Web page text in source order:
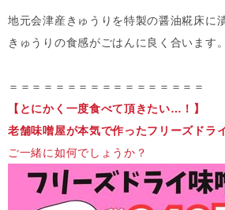
地元会津産きゅうりを特製の醤油糀床に
きゅうりの食感がごはんに良く合います。
＝＝＝＝＝＝＝＝＝＝＝＝＝＝＝＝＝
【とにかく一度食べて頂きたい…！】
老舗味噌屋が本気で作ったフリーズドラ
ご一緒に如何でしょうか？